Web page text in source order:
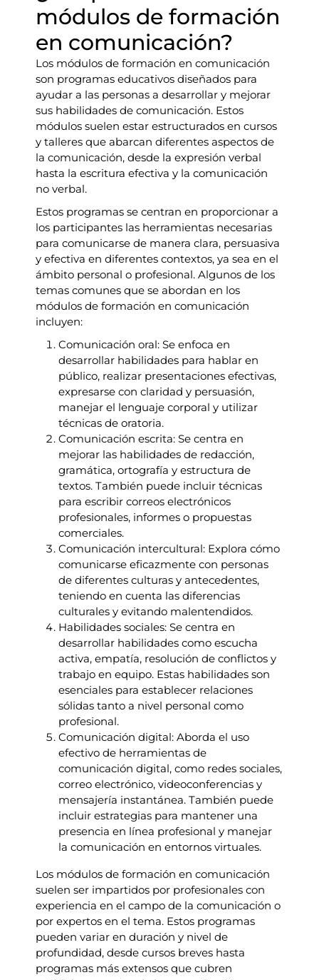
módulos de formación
en comunicación?
Los módulos de formación en comunicación
son programas educativos diseñados para
ayudar a las personas a desarrollar y mejorar
sus habilidades de comunicación. Estos
módulos suelen estar estructurados en cursos
y talleres que abarcan diferentes aspectos de
la comunicación, desde la expresión verbal
hasta la escritura efectiva y la comunicación
no verbal.
Estos programas se centran en proporcionar a
los participantes las herramientas necesarias
para comunicarse de manera clara, persuasiva
y efectiva en diferentes contextos, ya sea en el
ámbito personal o profesional. Algunos de los
temas comunes que se abordan en los
módulos de formación en comunicación
incluyen:
Comunicación oral: Se enfoca en
desarrollar habilidades para hablar en
público, realizar presentaciones efectivas,
expresarse con claridad y persuasión,
manejar el lenguaje corporal y utilizar
técnicas de oratoria.
Comunicación escrita: Se centra en
mejorar las habilidades de redacción,
gramática, ortografía y estructura de
textos. También puede incluir técnicas
para escribir correos electrónicos
profesionales, informes o propuestas
comerciales.
Comunicación intercultural: Explora cómo
comunicarse eficazmente con personas
de diferentes culturas y antecedentes,
teniendo en cuenta las diferencias
culturales y evitando malentendidos.
Habilidades sociales: Se centra en
desarrollar habilidades como escucha
activa, empatía, resolución de conflictos y
trabajo en equipo. Estas habilidades son
esenciales para establecer relaciones
sólidas tanto a nivel personal como
profesional.
Comunicación digital: Aborda el uso
efectivo de herramientas de
comunicación digital, como redes sociales,
correo electrónico, videoconferencias y
mensajería instantánea. También puede
incluir estrategias para mantener una
presencia en línea profesional y manejar
la comunicación en entornos virtuales.
Los módulos de formación en comunicación
suelen ser impartidos por profesionales con
experiencia en el campo de la comunicación o
por expertos en el tema. Estos programas
pueden variar en duración y nivel de
profundidad, desde cursos breves hasta
programas más extensos que cubren